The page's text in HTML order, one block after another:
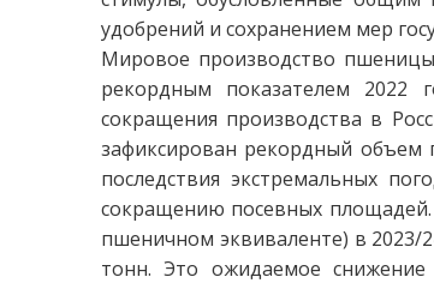
удобрений и сохранением мер
Мировое производство
рекордным показателем 2022
сокращения производства в
зафиксирован рекордный объем
последствия экстремальных
сокращению посевных
пшеничном эквиваленте) в 2023/
тонн. Это ожидаемое